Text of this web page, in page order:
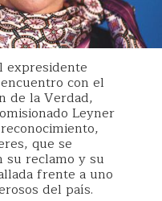
expresidente
con el
de la Verdad,
Leyner
que se
su reclamo y su
frente a uno
del país.